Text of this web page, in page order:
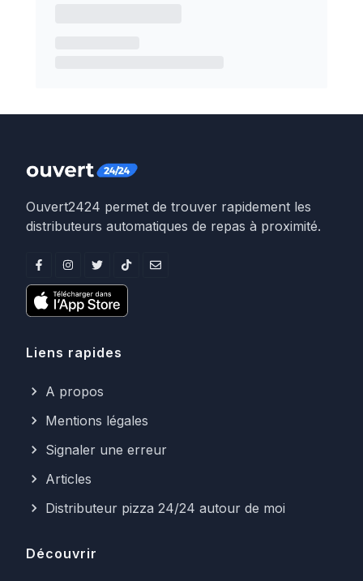
Ouvert2424 permet de trouver rapidement les
distributeurs automatiques de repas à proximité.
Liens rapides
A propos
Mentions légales
Signaler une erreur
Articles
Distributeur pizza 24/24 autour de moi
Découvrir